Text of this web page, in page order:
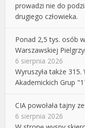
prowadzi nie do
drugiego człowieka.
Ponad 2,5 tys. osób
Warszawskiej
6 sierpnia 2026
Wyruszyła także
Akademickich Grup
CIA powołała tajny
6 sierpnia 2026